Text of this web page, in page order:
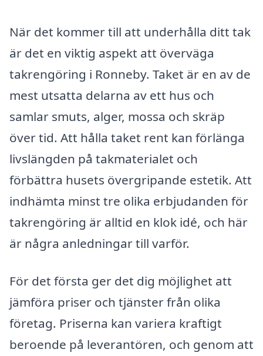
När det kommer till att underhålla ditt tak
är det en viktig aspekt att överväga
takrengöring i Ronneby. Taket är en av de
mest utsatta delarna av ett hus och
samlar smuts, alger, mossa och skräp
över tid. Att hålla taket rent kan förlänga
livslängden på takmaterialet och
förbättra husets övergripande estetik. Att
indhämta minst tre olika erbjudanden för
takrengöring är alltid en klok idé, och här
är några anledningar till varför.
För det första ger det dig möjlighet att
jämföra priser och tjänster från olika
företag. Priserna kan variera kraftigt
beroende på leverantören, och genom att